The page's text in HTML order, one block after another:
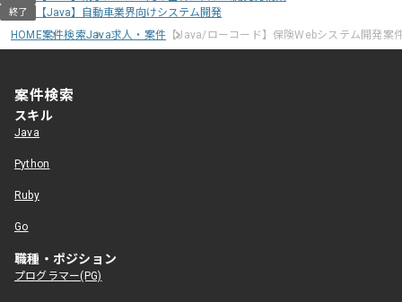
終了
【Java】自動車業界向けシステム開発
HOME案件検索Java求人・案件 【Java/ローコード】保険Webシステム開発案
案件検索
スキル
Java
Python
Ruby
Go
職種・ポジション
プログラマー(PG)